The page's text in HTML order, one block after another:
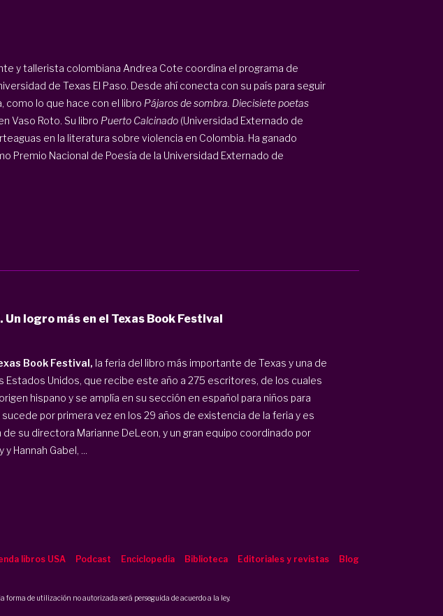
y tallerista colombiana Andrea Cote coordina el programa de
de Texas El Paso. Desde ahí conecta con su país para seguir
como lo que hace con el libro Pájaros de sombra. Diecisiete poetas
Vaso Roto. Su libro Puerto Calcinado(Universidad Externado de
en la literatura sobre violencia en Colombia. Ha ganado
Premio Nacional de Poesía de la Universidad Externado de
logro más en el Texas Book Festival
Book Festival, la feria del libro más importante de Texas y una de
Estados Unidos, que recibe este año a 275 escritores, de los cuales
hispano y se amplía en su sección en español para niños para
por primera vez en los 29 años de existencia de la feria y es
de su directora Marianne DeLeon, y un gran equipo coordinado por
y Hannah Gabel, ...
libros USA Podcast Enciclopedia Biblioteca Editoriales y revistas Blog
de utilización no autorizada será perseguida de acuerdo a la ley.